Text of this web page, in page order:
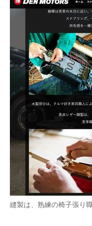
縫製は、熟練の椅子張り